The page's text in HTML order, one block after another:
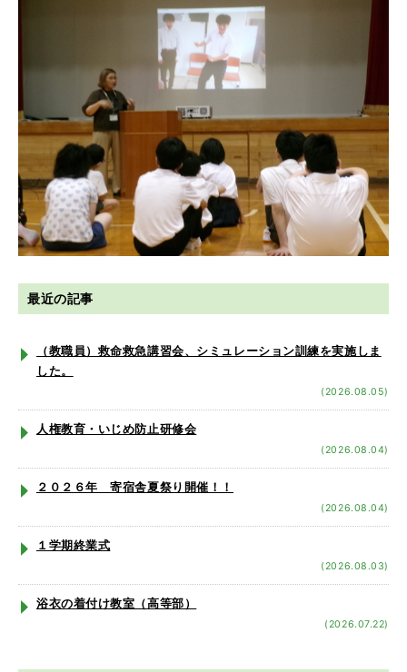
最近の記事
（教職員）救命救急講習会、シミュレーション訓練を実施しま
した。
(2026.08.05)
人権教育・いじめ防止研修会
(2026.08.04)
２０２６年 寄宿舎夏祭り開催！！
(2026.08.04)
１学期終業式
(2026.08.03)
浴衣の着付け教室（高等部）
(2026.07.22)